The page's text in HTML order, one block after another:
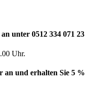
unter 0512 334 071 23
Uhr.
an und erhalten Sie 5 %